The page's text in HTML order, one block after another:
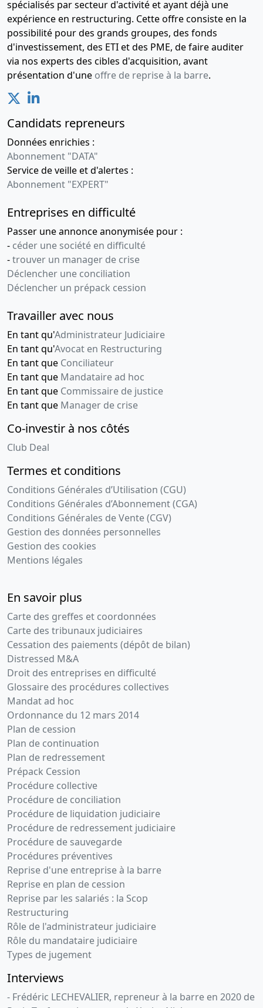
spécialisés par secteur d'activité et ayant déjà une
expérience en restructuring. Cette offre consiste en la
possibilité pour des grands groupes, des fonds
d'investissement, des ETI et des PME, de faire auditer
via nos experts des cibles d'acquisition, avant
présentation d'une offre de reprise à la barre.
Candidats repreneurs
Données enrichies :
Abonnement "DATA"
Service de veille et d'alertes :
Abonnement "EXPERT"
Entreprises en difficulté
Passer une annonce anonymisée pour :
- céder une société en difficulté
-trouver un manager de crise
Déclencher une conciliation
Déclencher un prépack cession
Travailler avec nous
En tant qu'Administrateur Judiciaire
En tant qu'Avocat en Restructuring
En tant que Conciliateur
En tant que Mandataire ad hoc
En tant que Commissaire de justice
En tant que Manager de crise
Co-investir à nos côtés
Club Deal
Termes et conditions
Conditions Générales d’Utilisation (CGU)
Conditions Générales d’Abonnement (CGA)
Conditions Générales de Vente (CGV)
Gestion des données personnelles
Gestion des cookies
Mentions légales
En savoir plus
Carte des greffes et coordonnées
Carte des tribunaux judiciaires
Cessation des paiements (dépôt de bilan)
Distressed M&A
Droit des entreprises en difficulté
Glossaire des procédures collectives
Mandat ad hoc
Ordonnance du 12 mars 2014
Plan de cession
Plan de continuation
Plan de redressement
Prépack Cession
Procédure collective
Procédure de conciliation
Procédure de liquidation judiciaire
Procédure de redressement judiciaire
Procédure de sauvegarde
Procédures préventives
Reprise d'une entreprise à la barre
Reprise en plan de cession
Reprise par les salariés : la Scop
Restructuring
Rôle de l'administrateur judiciaire
Rôle du mandataire judiciaire
Types de jugement
Interviews
- Frédéric LECHEVALIER, repreneur à la barre en 2020 de